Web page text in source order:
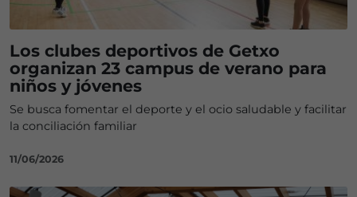
Los clubes deportivos de Getxo
organizan 23 campus de verano para
niños y jóvenes
Se busca fomentar el deporte y el ocio saludable y facilitar
la conciliación familiar
11/06/2026